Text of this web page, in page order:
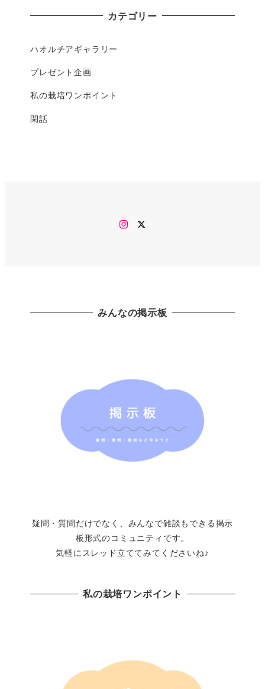
カテゴリー
ハオルチアギャラリー
プレゼント企画
私の栽培ワンポイント
閑話
Instagram
みんなの掲示板
疑問・質問だけでなく、みんなで雑談もできる掲示
板形式のコミュニティです。
気軽にスレッド立ててみてくださいね♪
私の栽培ワンポイント